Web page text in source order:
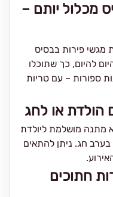
מכלול יותם –
מגשי פירות בבסיס
להיום, כך שתוכלו
ספורות – עם טריות
הולדת או לחג
מתנה מושלמת ליולדת
בערב חג. ניתן להתאים
חתוכים